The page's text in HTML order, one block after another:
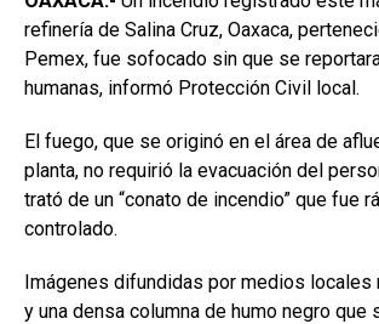
refinería de Salina Cruz, Oaxaca,
Pemex, fue sofocado sin que se
humanas, informó Protección Civil local.
El fuego, que se originó en el área de
planta, no requirió la evacuación del
trató de un “conato de incendio” que fue
controlado.
Imágenes difundidas por medios locales
y una densa columna de humo negro que